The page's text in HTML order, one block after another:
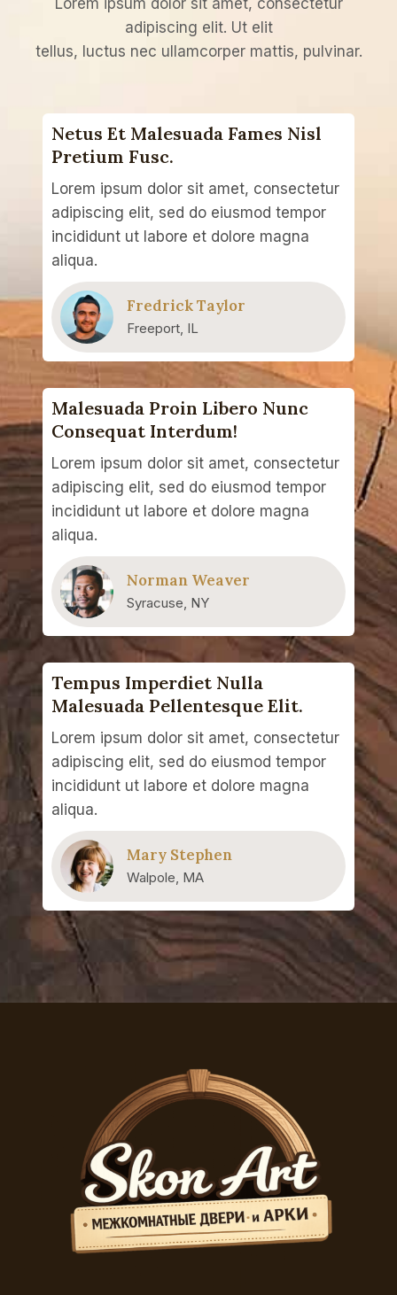
adipiscing elit. Ut elit
tellus, luctus nec ullamcorper mattis, pulvinar.
Netus Et Malesuada Fames Nisl
Pretium Fusc.​
Lorem ipsum dolor sit amet, consectetur
adipiscing elit, sed do eiusmod tempor
incididunt ut labore et dolore magna
aliqua.
Fredrick Taylor
Freeport, IL
Malesuada Proin Libero Nunc
Consequat Interdum!
Lorem ipsum dolor sit amet, consectetur
adipiscing elit, sed do eiusmod tempor
incididunt ut labore et dolore magna
aliqua.
Norman Weaver
Syracuse, NY
Tempus Imperdiet Nulla
Malesuada Pellentesque Elit.
Lorem ipsum dolor sit amet, consectetur
adipiscing elit, sed do eiusmod tempor
incididunt ut labore et dolore magna
aliqua.
Mary Stephen
Walpole, MA